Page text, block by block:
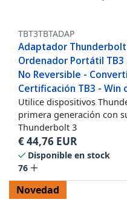
TBT3TBTADAP
Adaptador
Ordenador Portátil TB3
No Reversible -
Certificación TB3 - Win
Utilice dispositivos
primera generación con
Thunderbolt 3
€44,76 EUR
Disponible en stock
76
Novedad